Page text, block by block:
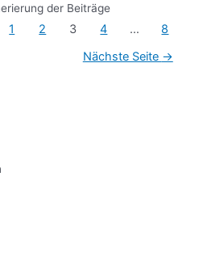
der Beiträge
1 2 3 4 …
8
Nächste Seite →